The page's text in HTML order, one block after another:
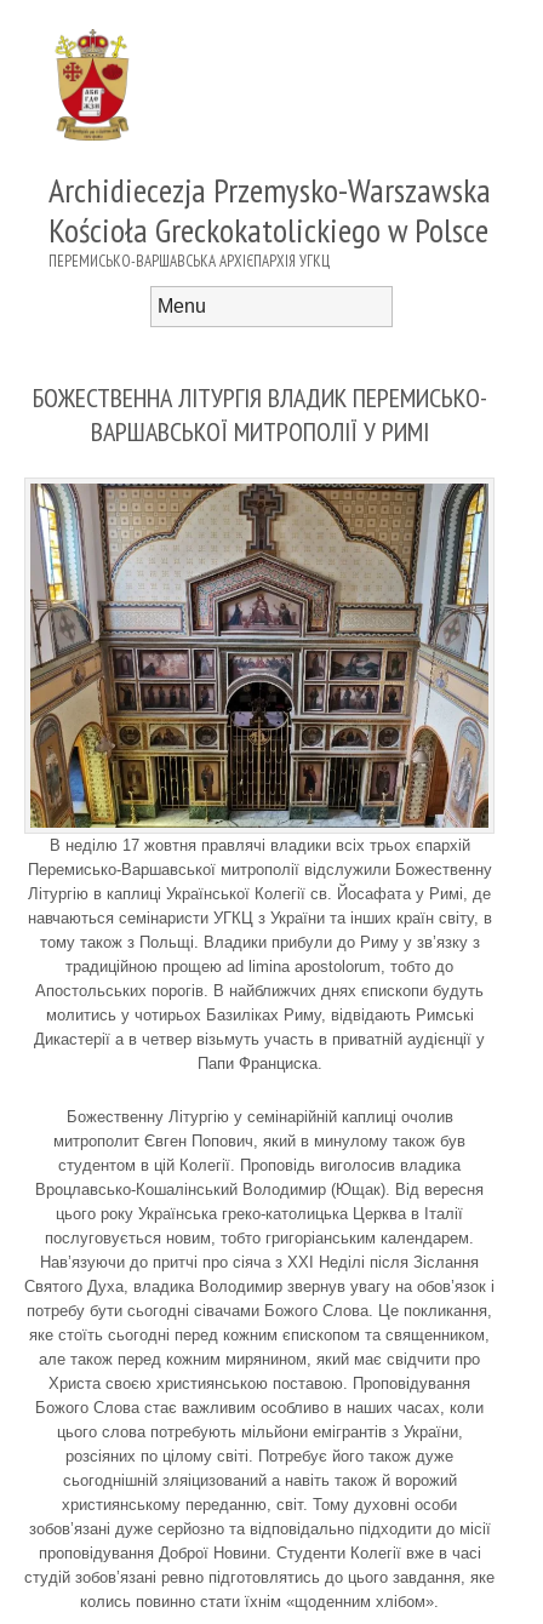
Archidiecezja Przemysko-Warszawska
Kościoła Greckokatolickiego w Polsce
ПЕРЕМИСЬКО-ВАРШАВСЬКА АРХІЄПАРХІЯ УГКЦ
БОЖЕСТВЕННА ЛІТУРГІЯ ВЛАДИК ПЕРЕМИСЬКО-
ВАРШАВСЬКОЇ МИТРОПОЛІЇ У РИМІ
В неділю 17 жовтня правлячі владики всіх трьох єпархій
Перемисько-Варшавської митрополії відслужили Божественну
Літургію в каплиці Української Колегії св. Йосафата у Римі, де
навчаються семінаристи УГКЦ з України та інших країн світу, в
тому також з Польщі. Владики прибули до Риму у зв’язку з
традиційною прощею ad limina apostolorum, тобто до
Апостольських порогів. В найближчих днях єпископи будуть
молитись у чотирьох Базиліках Риму, відвідають Римські
Дикастерії а в четвер візьмуть участь в приватній аудієнції у
Папи Франциска.
Божественну Літургію у семінарійній каплиці очолив
митрополит Євген Попович, який в минулому також був
студентом в цій Колегії. Проповідь виголосив владика
Вроцлавсько-Кошалінський Володимир (Ющак). Від вересня
цього року Українська греко-католицька Церква в Італії
послуговується новим, тобто григоріанським календарем.
Нав’язуючи до притчі про сіяча з ХХІ Неділі після Зіслання
Святого Духа, владика Володимир звернув увагу на обов’язок і
потребу бути сьогодні сівачами Божого Слова. Це покликання,
яке стоїть сьогодні перед кожним єпископом та священником,
але також перед кожним мирянином, який має свідчити про
Христа своєю християнською поставою. Проповідування
Божого Слова стає важливим особливо в наших часах, коли
цього слова потребують мільйони емігрантів з України,
розсіяних по цілому світі. Потребує його також дуже
сьогоднішній зляіцизований а навіть також й ворожий
християнському переданню, світ. Тому духовні особи
зобов’язані дуже серйозно та відповідально підходити до місії
проповідування Доброї Новини. Студенти Колегії вже в часі
студій зобов’язані ревно підготовлятись до цього завдання, яке
колись повинно стати їхнім «щоденним хлібом».